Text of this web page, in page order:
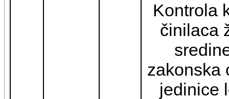
Kontrola
činilaca
zakonska
jedinice